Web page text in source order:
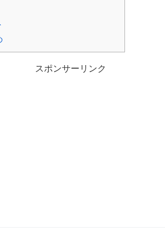
スポンサーリンク